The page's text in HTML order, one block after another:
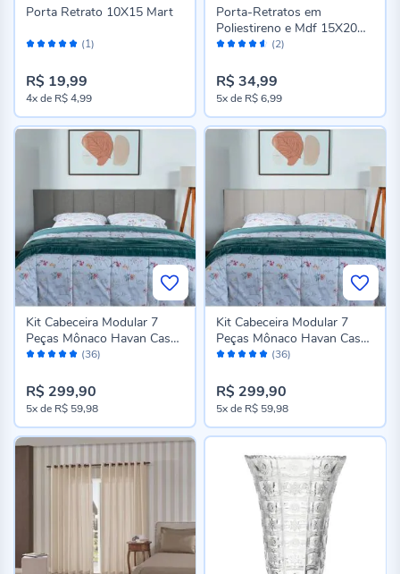
Avaliação: (1)
Porta Retrato 10X15 Mart
R$ 19,99
4xde R$ 4,99
Avaliação: (2)
Porta-Retratos em
Poliestireno e Mdf 15X20
Marrom Mart - MART
R$ 34,99
5xde R$ 6,99
Avaliação: (36)
Kit Cabeceira Modular 7
Peças Mônaco Havan Casa
- Cinza
R$ 299,90
5xde R$ 59,98
Avaliação: (36)
Kit Cabeceira Modular 7
Peças Mônaco Havan Casa
- Bege
R$ 299,90
5xde R$ 59,98